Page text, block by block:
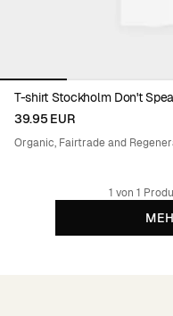
T-shirt Stockholm Don't
39.95 EUR
Organic, Fairtrade and
1 von 1